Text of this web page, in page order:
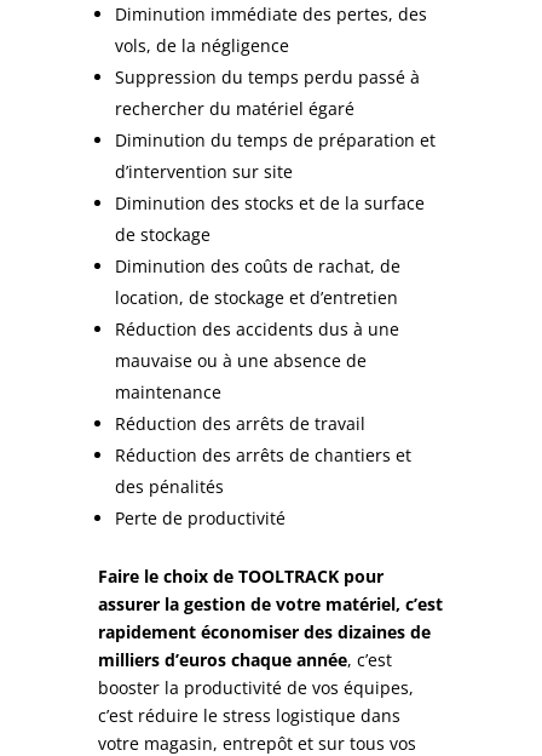
Diminution immédiate des pertes, des
vols, de la négligence
Suppression du temps perdu passé à
rechercher du matériel égaré
Diminution du temps de préparation et
d’intervention sur site
Diminution des stocks et de la surface
de stockage
Diminution des coûts de rachat, de
location, de stockage et d’entretien
Réduction des accidents dus à une
mauvaise ou à une absence de
maintenance
Réduction des arrêts de travail
Réduction des arrêts de chantiers et
des pénalités
Perte de productivité
Faire le choix de TOOLTRACK pour
assurer la gestion de votre matériel, c’est
rapidement économiser des dizaines de
milliers d’euros chaque année, c’est
booster la productivité de vos équipes,
c’est réduire le stress logistique dans
votre magasin, entrepôt et sur tous vos